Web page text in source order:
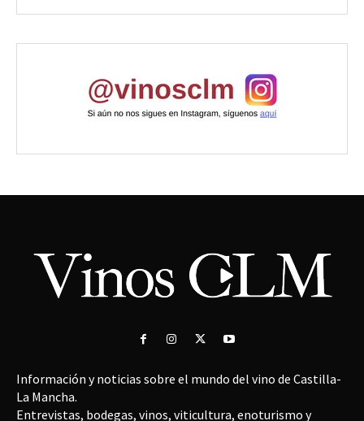
Información y noticias sobre el mundo del vino de Castilla-
La Mancha.
Entrevistas, bodegas, vinos, viticultura, enoturismo y